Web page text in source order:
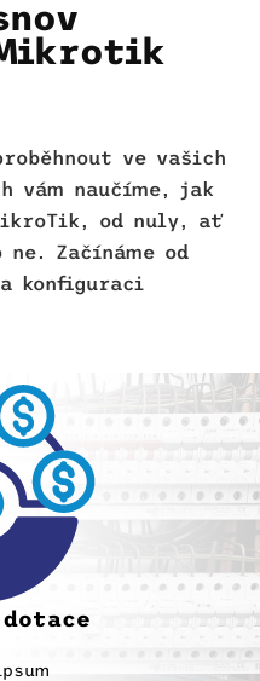
ve vašich
vám naučíme, jak
od nuly, ať
Začínáme od
konfiguraci